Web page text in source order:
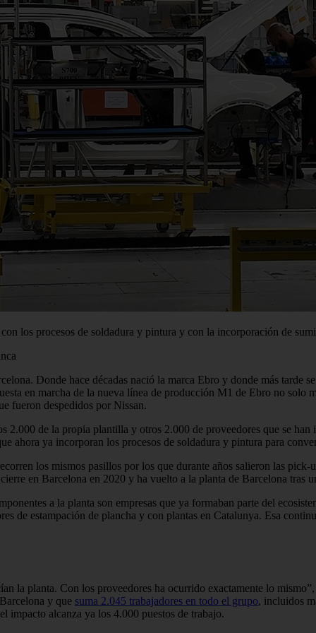
los procesos de soldadura y pintura y con la incorporación de
Donde hace décadas nació la marca Ebro y donde más tarde
en marcha de la nueva línea de producción M1 de Ebro no solo
fueron despedidos por Nissan.
2.000 de la propia plantilla y otros 2.000 de proveedores que se
ahora ya incorporan los procesos de soldadura y pintura para
los mismos pasillos por los que durante años salieron las
en Barcelona en 2020 y ha vuelto a la planta de Barcelona tras
a la planta son empresas que ya formaban parte del
de estampación de plancha y con plantas en Catalunya. Esa
la planta. Con los proveedores ha ocurrido exactamente lo
y que suma 2.045 trabajadores en todo el grupo, incluidos
impacto alcanza ya los 4.000 puestos de trabajo.